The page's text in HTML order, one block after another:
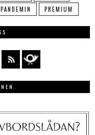
PANDEMIN PREMIUM